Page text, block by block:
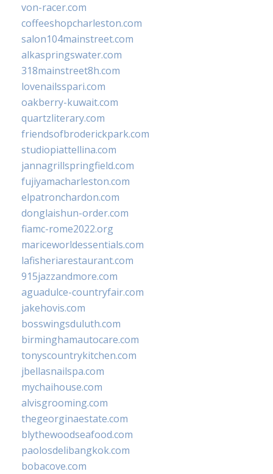
von-racer.com
coffeeshopcharleston.com
salon104mainstreet.com
alkaspringswater.com
318mainstreet8h.com
lovenailsspari.com
oakberry-kuwait.com
quartzliterary.com
friendsofbroderickpark.com
studiopiattellina.com
jannagrillspringfield.com
fujiyamacharleston.com
elpatronchardon.com
donglaishun-order.com
fiamc-rome2022.org
mariceworldessentials.com
lafisheriarestaurant.com
915jazzandmore.com
aguadulce-countryfair.com
jakehovis.com
bosswingsduluth.com
birminghamautocare.com
tonyscountrykitchen.com
jbellasnailspa.com
mychaihouse.com
alvisgrooming.com
thegeorginaestate.com
blythewoodseafood.com
paolosdelibangkok.com
bobacove.com